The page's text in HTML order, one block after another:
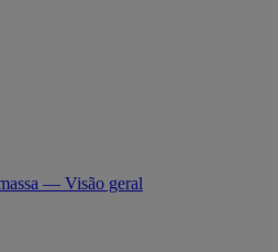
— Visão geral